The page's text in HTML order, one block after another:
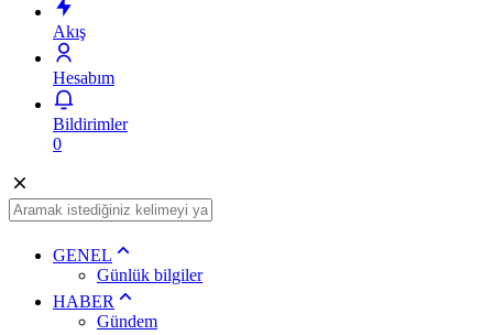
Akış
Hesabım
Bildirimler
0
GENEL
Günlük bilgiler
HABER
Gündem